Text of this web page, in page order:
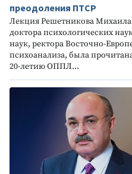
преодоления ПТСР
Лекция Решетникова
доктора психологических
наук, ректора Восточно-
психоанализа, была
20-летию ОППЛ...